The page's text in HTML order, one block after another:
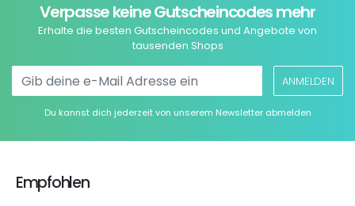
Verpasse keine Gutscheincodes mehr
Erhalte die besten Gutscheincodes und Angebote von
tausenden Shops
ANMELDEN
Du kannst dich jederzeit von unserem Newsletter abmelden
Empfohlen